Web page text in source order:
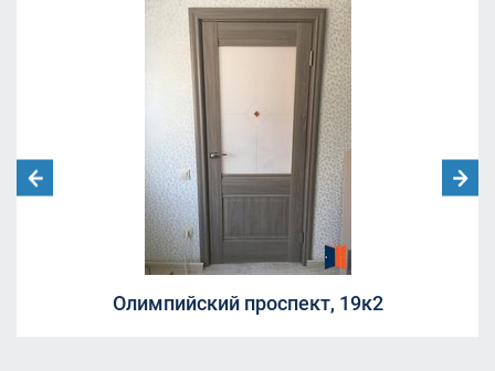
Молодежный центр «Родина»
ул. Академика Каргина, 40, корп. 1
(магазин "Пятёрочка").
ЖК Александрия Таун
Ленинский городской округ, Московская
область, посёлок Совхоза имени Ленина.
улица Челюскинская 12
Москва, Ленинградский проспект дом
Борисовка, 20А
СНТ Ветеран
СНТ Ветеран
Олимпийский проспект, 19к2